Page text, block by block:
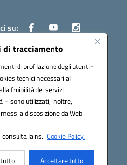
tracciamento
di profilazione degli utenti -
tecnici necessari al
fruibilità dei servizi
– sono utilizzati, inoltre,
a disposizione da Web
consulta la ns. Cookie Policy.
Accettare tutto
su: